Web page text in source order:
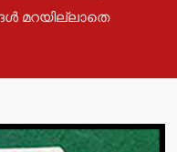
മറയില്ലാതെ